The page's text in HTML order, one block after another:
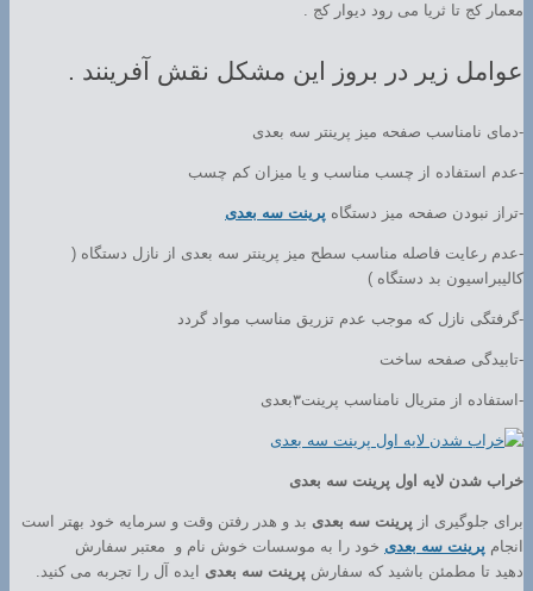
معمار کج تا ثریا می رود دیوار کج .
عوامل زیر در بروز این مشکل نقش آفرینند .
-دمای نامناسب صفحه میز پرینتر سه بعدی
-عدم استفاده از چسب مناسب و یا میزان کم چسب
-تراز نبودن صفحه میز دستگاه پرینت سه بعدی
-عدم رعایت فاصله مناسب سطح میز پرینتر سه بعدی از نازل دستگاه (
کالیبراسیون بد دستگاه )
-گرفتگی نازل که موجب عدم تزریق مناسب مواد گردد
-تابیدگی صفحه ساخت
-استفاده از متریال نامناسب پرینت۳بعدی
خراب شدن لایه اول پرینت سه بعدی
برای جلوگیری از پرینت سه بعدی بد و هدر رفتن وقت و سرمایه خود بهتر است
انجام پرینت سه بعدی خود را به موسسات خوش نام و معتبر سفارش
دهید تا مطمئن باشید که سفارش پرینت سه بعدی ایده آل را تجربه می کنید.